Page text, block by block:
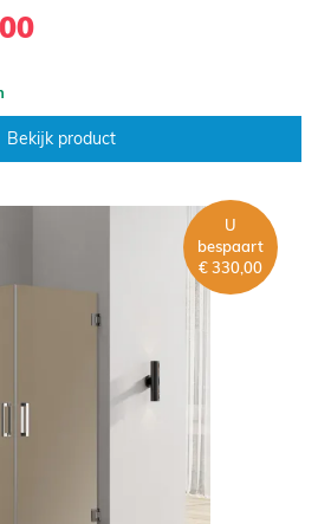
Bekijk product
U
bespaart
€ 330,00